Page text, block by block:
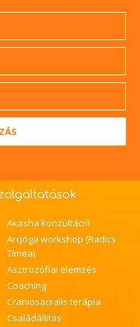
Akasha konzultáció
Arcjóga workshop (Radics
Tímea)
Asztrozófiai elemzés
Coaching
Craniosacralis terápia
Családállítás